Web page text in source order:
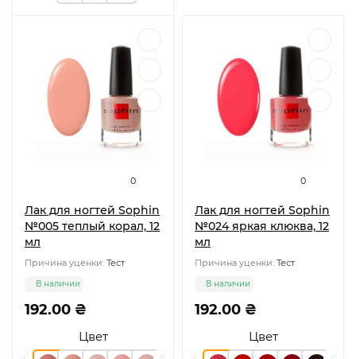
0
Лак для ногтей Sophin
№005 теплый корал, 12
мл
Причина уценки: Тест
Цвет
192.00 ₴
В наличии
0
Лак для ногтей Sophin
№024 яркая клюква, 12
мл
Причина уценки: Тест
Цвет
192.00 ₴
В наличии